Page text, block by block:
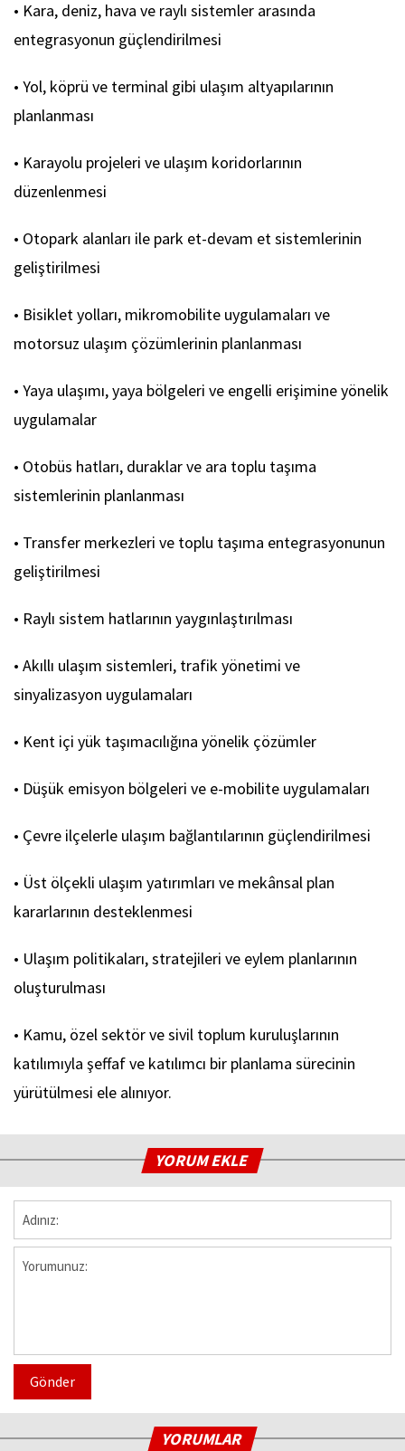
• Kara, deniz, hava ve raylı sistemler arasında
entegrasyonun güçlendirilmesi
• Yol, köprü ve terminal gibi ulaşım altyapılarının
planlanması
• Karayolu projeleri ve ulaşım koridorlarının
düzenlenmesi
• Otopark alanları ile park et-devam et sistemlerinin
geliştirilmesi
• Bisiklet yolları, mikromobilite uygulamaları ve
motorsuz ulaşım çözümlerinin planlanması
• Yaya ulaşımı, yaya bölgeleri ve engelli erişimine yönelik
uygulamalar
• Otobüs hatları, duraklar ve ara toplu taşıma
sistemlerinin planlanması
• Transfer merkezleri ve toplu taşıma entegrasyonunun
geliştirilmesi
• Raylı sistem hatlarının yaygınlaştırılması
• Akıllı ulaşım sistemleri, trafik yönetimi ve
sinyalizasyon uygulamaları
• Kent içi yük taşımacılığına yönelik çözümler
• Düşük emisyon bölgeleri ve e-mobilite uygulamaları
• Çevre ilçelerle ulaşım bağlantılarının güçlendirilmesi
• Üst ölçekli ulaşım yatırımları ve mekânsal plan
kararlarının desteklenmesi
• Ulaşım politikaları, stratejileri ve eylem planlarının
oluşturulması
• Kamu, özel sektör ve sivil toplum kuruluşlarının
katılımıyla şeffaf ve katılımcı bir planlama sürecinin
yürütülmesi ele alınıyor.
YORUM EKLE
Gönder
YORUMLAR